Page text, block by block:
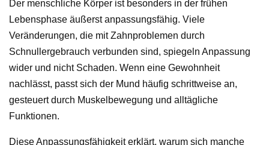
Der menschliche Körper ist besonders in der frühen
Lebensphase äußerst anpassungsfähig. Viele
Veränderungen, die mit Zahnproblemen durch
Schnullergebrauch verbunden sind, spiegeln Anpassung
wider und nicht Schaden. Wenn eine Gewohnheit
nachlässt, passt sich der Mund häufig schrittweise an,
gesteuert durch Muskelbewegung und alltägliche
Funktionen.
Diese Anpassungsfähigkeit erklärt, warum sich manche